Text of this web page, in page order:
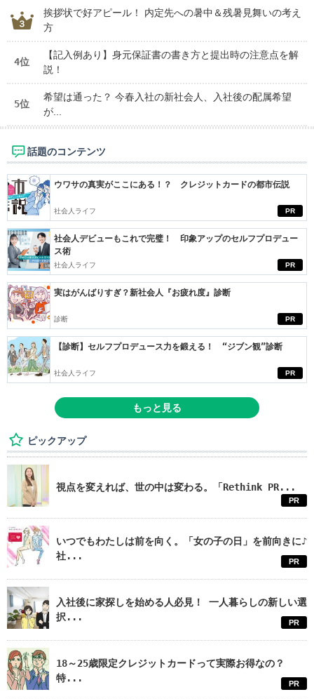
挨拶状で好アピール！ 内定先への暑中＆残暑見舞いの考え
方
4位
【記入例あり】身元保証書の書き方と提出時の注意点を解
説！
5位
希望は通った？ 今春入社の新社会人、入社後の配属希望
が...
話題のコンテンツ
PR
ウワサの真実がここにある！？ クレジットカードの都市伝説
社会人ライフ
PR
社会人デビューもこれで完璧！ 印象アップのセルフプロデュー
ス術
社会人ライフ
PR
実はがんばりすぎ？新社会人『お疲れ度』診断
診断
PR
【診断】セルフプロデュース力を鍛える！ “ジブン観”診断
社会人ライフ
もっと見る
ピックアップ
視点を変えれば、世の中は変わる。「Rethink PR...
PR
いつでもわたしは前を向く。「女の子の日」を前向きに♪
社...
PR
入社後に家探しを始める人必見！ 一人暮らしの新しい選
択...
PR
18～25歳限定クレジットカードって実際お得なの？
特...
PR